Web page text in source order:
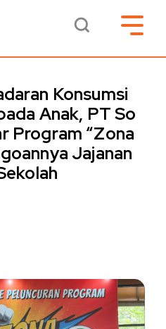
Konsumsi
Anak, PT So
Program “Zona
Jajanan